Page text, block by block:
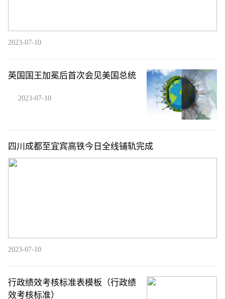
2023-07-10
英国国王加冕后首次会见美国总统
2023-07-10
四川成都至宜宾高铁今日全线铺轨完成
2023-07-10
行政绩效考核标准表模板（行政绩
效考核标准）